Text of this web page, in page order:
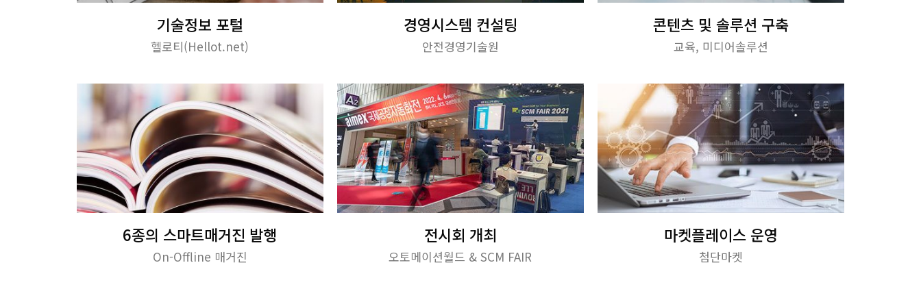
기술정보 포털
헬로티(Hellot.net)
경영시스템 컨설팅
안전경영기술원
콘텐츠 및 솔루션 구축
교육, 미디어솔루션
6종의 스마트매거진 발행
On-Offline 매거진
전시회 개최
오토메이션월드 & SCM FAIR
마켓플레이스 운영
첨단마켓